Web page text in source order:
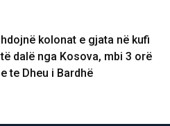
kolonat e gjata në kufi
dalë nga Kosova, mbi 3 orë
te Dheu i Bardhë